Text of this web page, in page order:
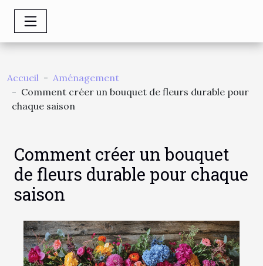
Accueil
Aménagement
Comment créer un bouquet de fleurs durable pour
chaque saison
Comment créer un bouquet
de fleurs durable pour chaque
saison